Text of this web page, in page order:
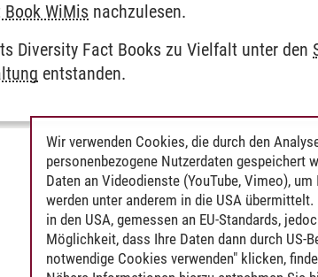
WiMis nachzulesen.
Diversity Fact Books zu Vielfalt unter den
entstanden.
Wir verwenden Cookies, die durch den
personenbezogene Nutzerdaten gespeichert
Daten an Videodienste (YouTube, Vimeo),
werden unter anderem in die USA
in den USA, gemessen an EU-Standards,
Möglichkeit, dass Ihre Daten dann durch US-
notwendige Cookies verwenden" klicken,